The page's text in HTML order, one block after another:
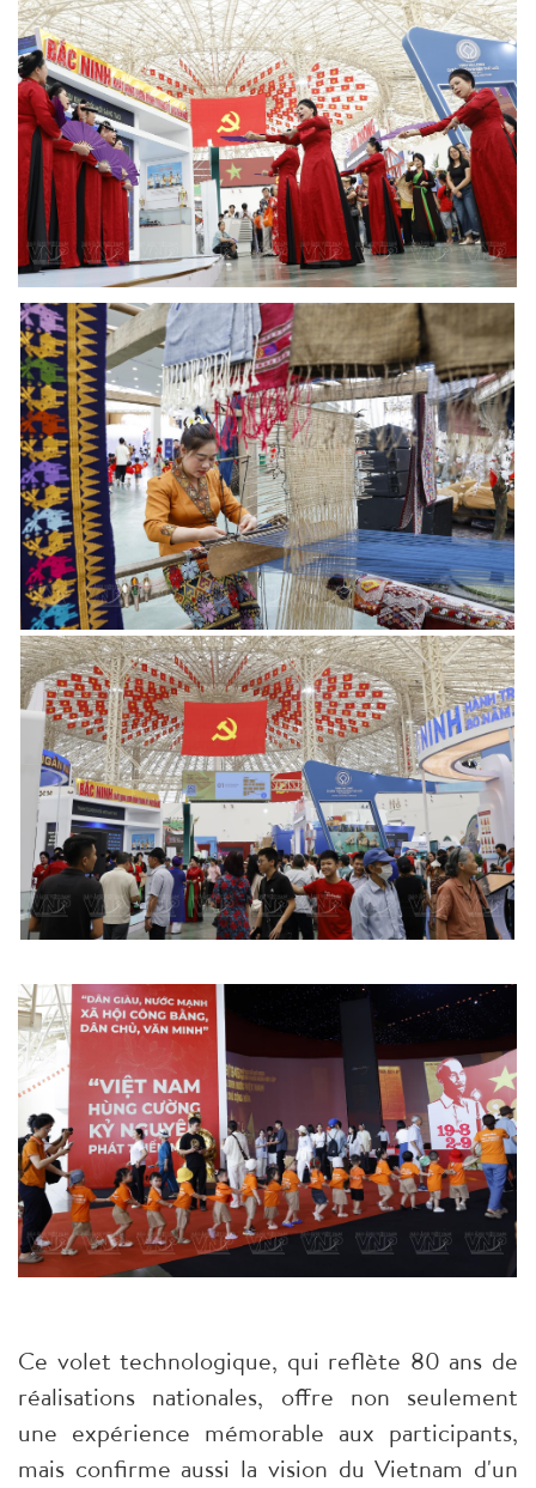
Ce volet technologique, qui reflète 80 ans de
réalisations nationales, offre non seulement
une expérience mémorable aux participants,
mais confirme aussi la vision du Vietnam d'un